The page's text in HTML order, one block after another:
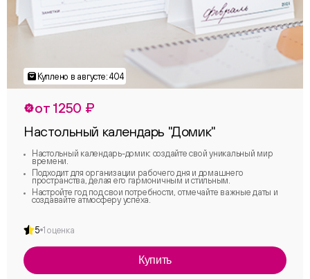
от 1250 ₽
Настольный календарь "Домик"
Настольный календарь-домик: создайте свой уникальный мир
времени.
Подходит для организации рабочего дня и домашнего
пространства, делая его гармоничным и стильным.
Настройте год под свои потребности, отмечайте важные даты и
создавайте атмосферу успеха.
5 1 оценка
Купить